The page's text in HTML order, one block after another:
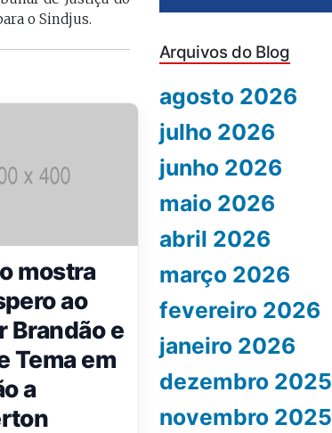
o Sindjus.
mostra
ao
Brandão e
Tema em
a
Arquivos do Blog
agosto 2026
julho 2026
junho 2026
maio 2026
abril 2026
março 2026
fevereiro 2026
janeiro 2026
dezembro 2025
novembro 2025